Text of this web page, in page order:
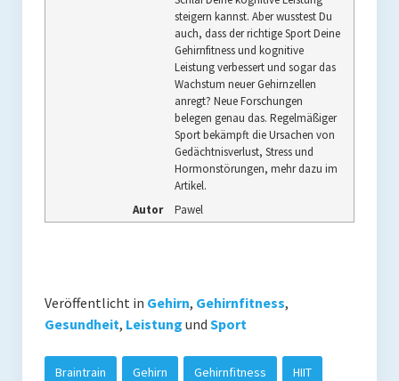
steigern kannst. Aber wusstest Du
auch, dass der richtige Sport Deine
Gehirnfitness und kognitive
Leistung verbessert und sogar das
Wachstum neuer Gehirnzellen
anregt? Neue Forschungen
belegen genau das. Regelmäßiger
Sport bekämpft die Ursachen von
Gedächtnisverlust, Stress und
Hormonstörungen, mehr dazu im
Artikel.
Autor
Pawel
Veröffentlicht in Gehirn, Gehirnfitness,
Gesundheit, Leistung und Sport
Braintrain Gehirn Gehirnfitness HIIT